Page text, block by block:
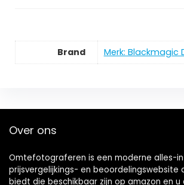
Brand Merk: Blackmagic
Over ons
Omtefotograferen is een moderne alles-
prijsvergelijkings- en beoordelingswebsite
biedt die beschikbaar zijn op amazon en